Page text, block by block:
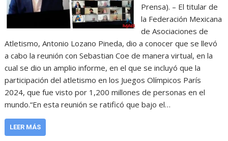
Prensa). – El titular de
la Federación Mexicana
de Asociaciones de
Atletismo, Antonio Lozano Pineda, dio a conocer que se llevó
a cabo la reunión con Sebastian Coe de manera virtual, en la
cual se dio un amplio informe, en el que se incluyó que la
participación del atletismo en los Juegos Olímpicos París
2024, que fue visto por 1,200 millones de personas en el
mundo.“En esta reunión se ratificó que bajo el…
LEER MÁS